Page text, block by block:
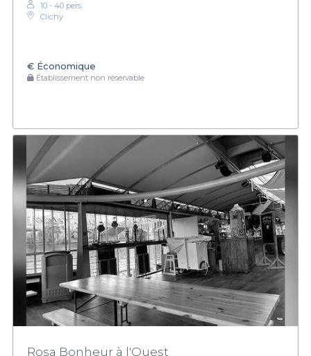
10 - 40 pers.
Clichy
€ Économique
Établissement non réservable
Rosa Bonheur à l'Ouest